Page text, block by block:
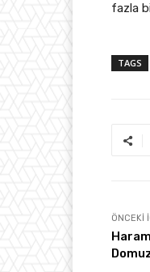
fazla
TAGS
ÖNCEKI